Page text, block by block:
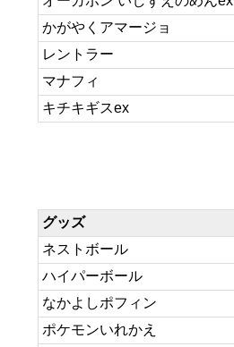
かがやくアマージョ
レントラー
マナフィ
キチキギスex
グッズ
ネストボール
ハイパーボール
なかよしポフィン
ポケモンいれかえ